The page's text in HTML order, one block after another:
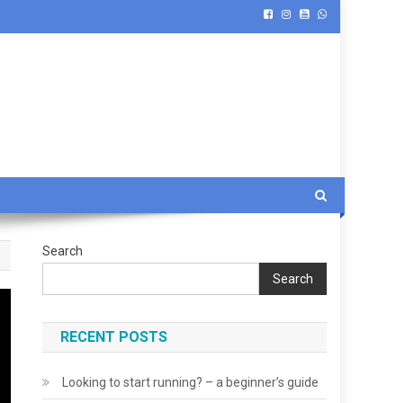
Search
Search
RECENT POSTS
Looking to start running? – a beginner’s guide